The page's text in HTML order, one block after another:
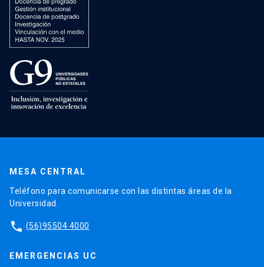
MESA CENTRAL
Teléfono para comunicarse con las distintas áreas de la
Universidad.
phone (56)95504 4000
EMERGENCIAS UC